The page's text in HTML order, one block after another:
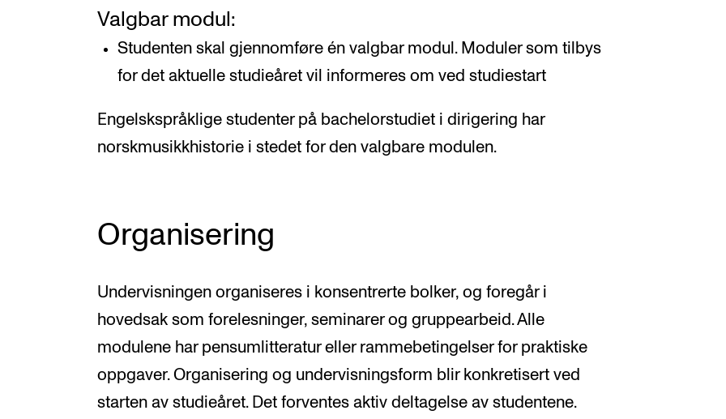
Valgbar modul:
Studenten skal gjennomføre én valgbar modul. Moduler som tilbys
for det aktuelle studieåret vil informeres om ved studiestart
Engelskspråklige studenter på bachelorstudiet i dirigering har
norskmusikkhistorie i stedet for den valgbare modulen.
Organisering
Undervisningen organiseres i konsentrerte bolker, og foregår i
hovedsak som forelesninger, seminarer og gruppearbeid. Alle
modulene har pensumlitteratur eller rammebetingelser for praktiske
oppgaver. Organisering og undervisningsform blir konkretisert ved
starten av studieåret. Det forventes aktiv deltagelse av studentene.